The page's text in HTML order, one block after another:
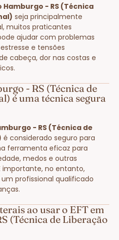
Hamburgo - RS (Técnica
seja principalmente
muitos praticantes
ajudar com problemas
e tensões
cabeça, dor nas costas e
- RS (Técnica de
é uma técnica segura
- RS (Técnica de
é considerado seguro para
ferramenta eficaz para
medos e outras
importante, no entanto,
profissional qualificado
ao usar o EFT em
(Técnica de Liberação